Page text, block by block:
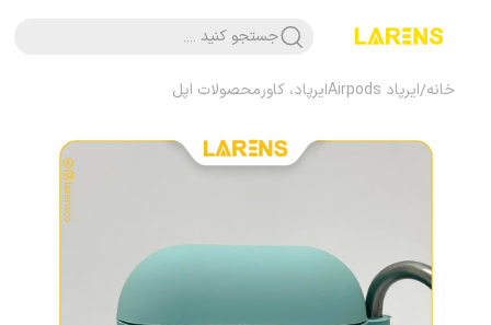
جستجو کنید ....
خانه/ایرپاد Airpods ایرپاد، کاورمحصولات اپل